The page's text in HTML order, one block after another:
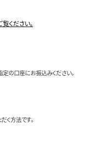
ください。
の口座にお振込みください。
方法です。